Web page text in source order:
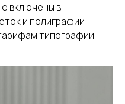
включены в
и полиграфии
типографии.